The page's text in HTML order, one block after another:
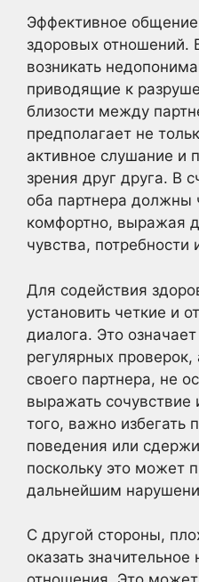
Эффективное
здоровых отношений.
возникать
приводящие к
близости между
предполагает не
активное слушание и
зрения друг друга. В
оба партнера должны
комфортно, выражая
чувства, потребности
Для содействия
установить четкие и
диалога. Это
регулярных проверок,
своего партнера, не
выражать
того, важно избегать
поведения или
поскольку это может
дальнейшим
С другой стороны,
оказать